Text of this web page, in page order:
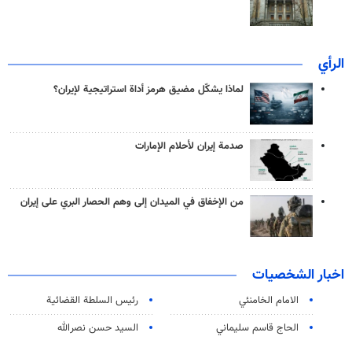
الرأي
لماذا يشكّل مضيق هرمز أداة استراتيجية لإيران؟
صدمة إيران لأحلام الإمارات
من الإخفاق في الميدان إلى وهم الحصار البري على إيران
اخبار الشخصيات
الامام الخامنئي
رئیس السلطة القضائیة
الحاج قاسم سليماني
السيد حسن نصرالله